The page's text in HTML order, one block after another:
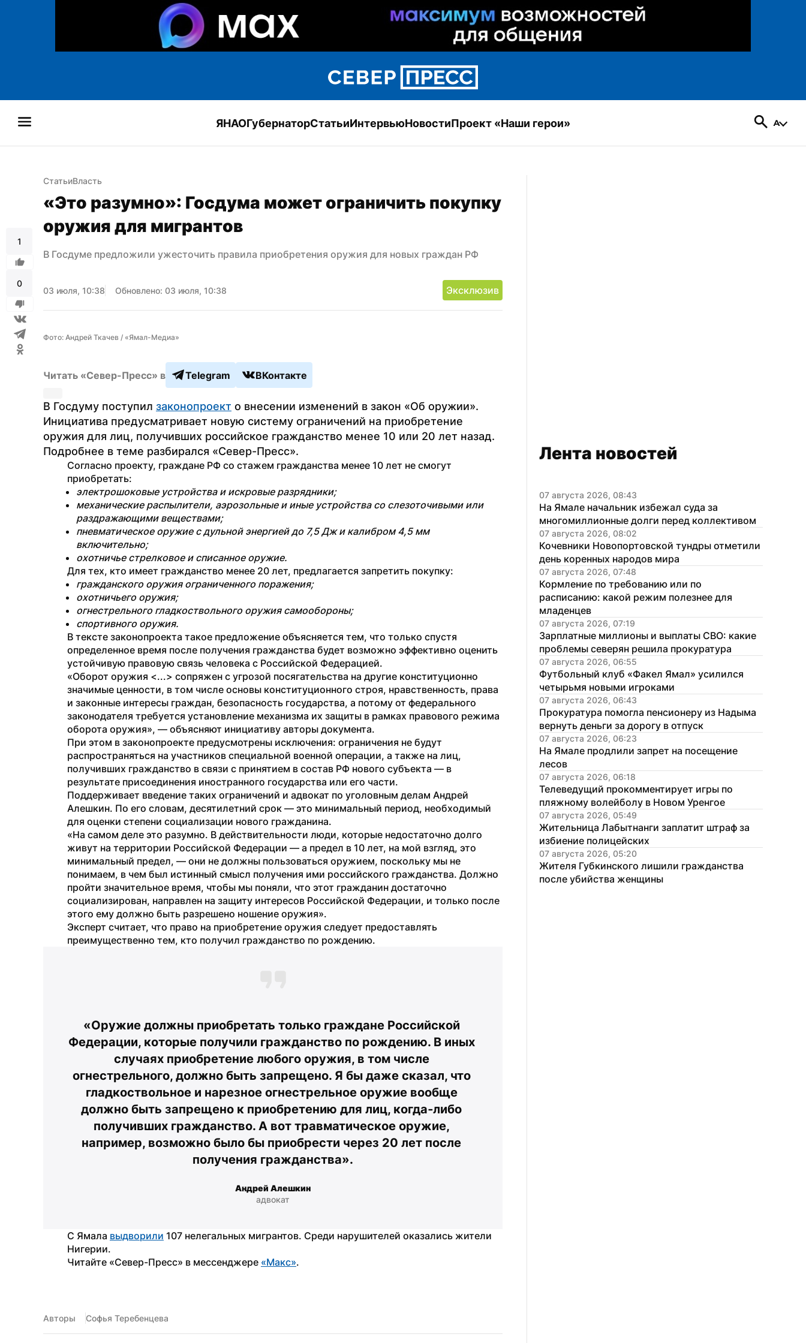
ЯНАОГубернаторСтатьиИнтервьюНовостиПроект «Наши герои»
1
0
СтатьиВласть
«Это разумно»: Госдума может ограничить покупку
оружия для мигрантов
В Госдуме предложили ужесточить правила приобретения оружия для новых граждан РФ
03 июля, 10:38 Обновлено: 03 июля, 10:38 Эксклюзив
Фото: Андрей Ткачев / «Ямал-Медиа»
Читать «Север-Пресс» в Telegram ВКонтакте
В Госдуму поступил законопроект о внесении изменений в закон «Об оружии».
Инициатива предусматривает новую систему ограничений на приобретение
оружия для лиц, получивших российское гражданство менее 10 или 20 лет назад.
Подробнее в теме разбирался «Север-Пресс».
Согласно проекту, граждане РФ со стажем гражданства менее 10 лет не смогут
приобретать:
электрошоковые устройства и искровые разрядники;
механические распылители, аэрозольные и иные устройства со слезоточивыми или
раздражающими веществами;
пневматическое оружие с дульной энергией до 7,5 Дж и калибром 4,5 мм
включительно;
охотничье стрелковое и списанное оружие.
Для тех, кто имеет гражданство менее 20 лет, предлагается запретить покупку:
гражданского оружия ограниченного поражения;
охотничьего оружия;
огнестрельного гладкоствольного оружия самообороны;
спортивного оружия.
В тексте законопроекта такое предложение объясняется тем, что только спустя
определенное время после получения гражданства будет возможно эффективно оценить
устойчивую правовую связь человека с Российской Федерацией.
«Оборот оружия <...> сопряжен с угрозой посягательства на другие конституционно
значимые ценности, в том числе основы конституционного строя, нравственность, права
и законные интересы граждан, безопасность государства, а потому от федерального
законодателя требуется установление механизма их защиты в рамках правового режима
оборота оружия», — объясняют инициативу авторы документа.
При этом в законопроекте предусмотрены исключения: ограничения не будут
распространяться на участников специальной военной операции, а также на лиц,
получивших гражданство в связи с принятием в состав РФ нового субъекта — в
результате присоединения иностранного государства или его части.
Поддерживает введение таких ограничений и адвокат по уголовным делам Андрей
Алешкин. По его словам, десятилетний срок — это минимальный период, необходимый
для оценки степени социализации нового гражданина.
«На самом деле это разумно. В действительности люди, которые недостаточно долго
живут на территории Российской Федерации — а предел в 10 лет, на мой взгляд, это
минимальный предел, — они не должны пользоваться оружием, поскольку мы не
понимаем, в чем был истинный смысл получения ими российского гражданства. Должно
пройти значительное время, чтобы мы поняли, что этот гражданин достаточно
социализирован, направлен на защиту интересов Российской Федерации, и только после
этого ему должно быть разрешено ношение оружия».
Эксперт считает, что право на приобретение оружия следует предоставлять
преимущественно тем, кто получил гражданство по рождению.
«Оружие должны приобретать только граждане Российской
Федерации, которые получили гражданство по рождению. В иных
случаях приобретение любого оружия, в том числе
огнестрельного, должно быть запрещено. Я бы даже сказал, что
гладкоствольное и нарезное огнестрельное оружие вообще
должно быть запрещено к приобретению для лиц, когда‑либо
получивших гражданство. А вот травматическое оружие,
например, возможно было бы приобрести через 20 лет после
получения гражданства».
Андрей Алешкин
адвокат
C Ямала выдворили 107 нелегальных мигрантов. Среди нарушителей оказались жители
Нигерии.
Читайте «Север-Пресс» в мессенджере «Макс».
Авторы Софья Теребенцева
Лента новостей
07 августа 2026, 08:43
На Ямале начальник избежал суда за
многомиллионные долги перед коллективом
07 августа 2026, 08:02
Кочевники Новопортовской тундры отметили
день коренных народов мира
07 августа 2026, 07:48
Кормление по требованию или по
расписанию: какой режим полезнее для
младенцев
07 августа 2026, 07:19
Зарплатные миллионы и выплаты СВО: какие
проблемы северян решила прокуратура
07 августа 2026, 06:55
Футбольный клуб «Факел Ямал» усилился
четырьмя новыми игроками
07 августа 2026, 06:43
Прокуратура помогла пенсионеру из Надыма
вернуть деньги за дорогу в отпуск
07 августа 2026, 06:23
На Ямале продлили запрет на посещение
лесов
07 августа 2026, 06:18
Телеведущий прокомментирует игры по
пляжному волейболу в Новом Уренгое
07 августа 2026, 05:49
Жительница Лабытнанги заплатит штраф за
избиение полицейских
07 августа 2026, 05:20
Жителя Губкинского лишили гражданства
после убийства женщины